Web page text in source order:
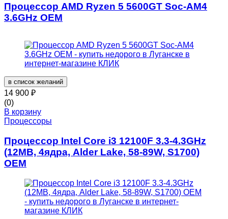
Процессор AMD Ryzen 5 5600GT Soc-AM4
3.6GHz OEM
в список желаний
14 900 ₽
(0)
В корзину
Процессоры
Процессор Intel Core i3 12100F 3.3-4.3GHz
(12MB, 4ядра, Alder Lake, 58-89W, S1700)
OEM